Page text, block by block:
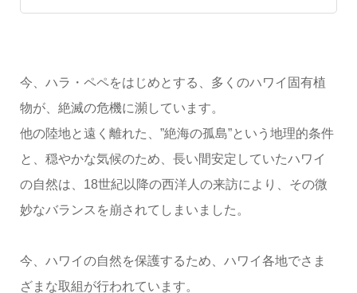
今、ハラ・ペペをはじめとする、多くのハワイ固有植
物が、絶滅の危機に瀕しています。
他の陸地と遠く離れた、”絶海の孤島”という地理的条件
と、穏やかな気候のため、長い間安定していたハワイ
の自然は、18世紀以降の西洋人の来訪により、その微
妙なバランスを崩されてしまいました。
今、ハワイの自然を保護するため、ハワイ各地でさま
ざまな取組が行われています。